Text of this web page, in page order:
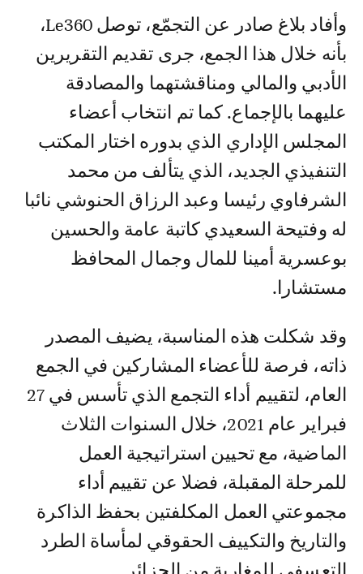
وأفاد بلاغ صادر عن التجمّع، توصل Le360،
بأنه خلال هذا الجمع، جرى تقديم التقريرين
الأدبي والمالي ومناقشتهما والمصادقة
عليهما بالإجماع. كما تم انتخاب أعضاء
المجلس الإداري الذي بدوره اختار المكتب
التنفيذي الجديد، الذي يتألف من محمد
الشرفاوي رئيسا وعبد الرزاق الحنوشي نائبا
له وفتيحة السعيدي كاتبة عامة والحسين
بوعسرية أمينا للمال وجمال المحافظ
مستشارا.
وقد شكلت هذه المناسبة، يضيف المصدر
ذاته، فرصة للأعضاء المشاركين في الجمع
العام، لتقييم أداء التجمع الذي تأسس في 27
فبراير عام 2021، خلال السنوات الثلاث
الماضية، مع تحيين استراتيجية العمل
للمرحلة المقبلة، فضلا عن تقييم أداء
مجموعتي العمل المكلفتين بحفظ الذاكرة
والتاريخ والتكييف الحقوقي لمأساة الطرد